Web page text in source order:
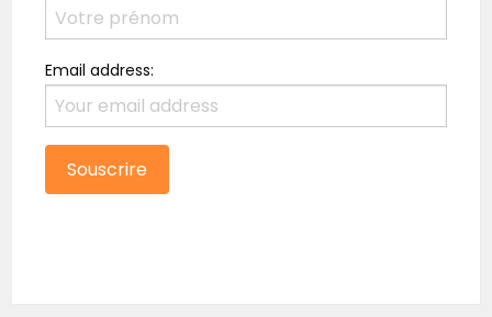
Email address: